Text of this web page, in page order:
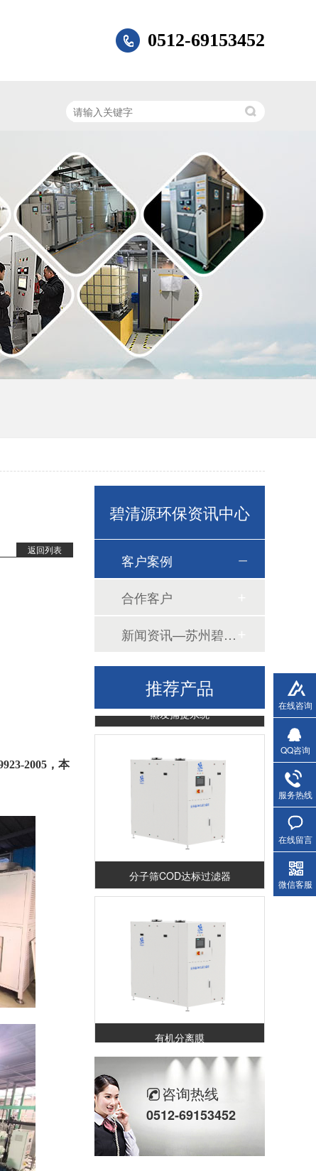
0512-69153452
返回列表
2005，本
碧清源环保资讯中心
客户案例
合作客户
新闻资讯—苏州碧清源环保技术有限公司
推荐产品
无机陶瓷膜
蒸发捕捉系统
分子筛COD达标过滤器
有机分离膜
咨询热线
0512-69153452
在线咨询
QQ咨询
服务热线
在线留言
微信客服